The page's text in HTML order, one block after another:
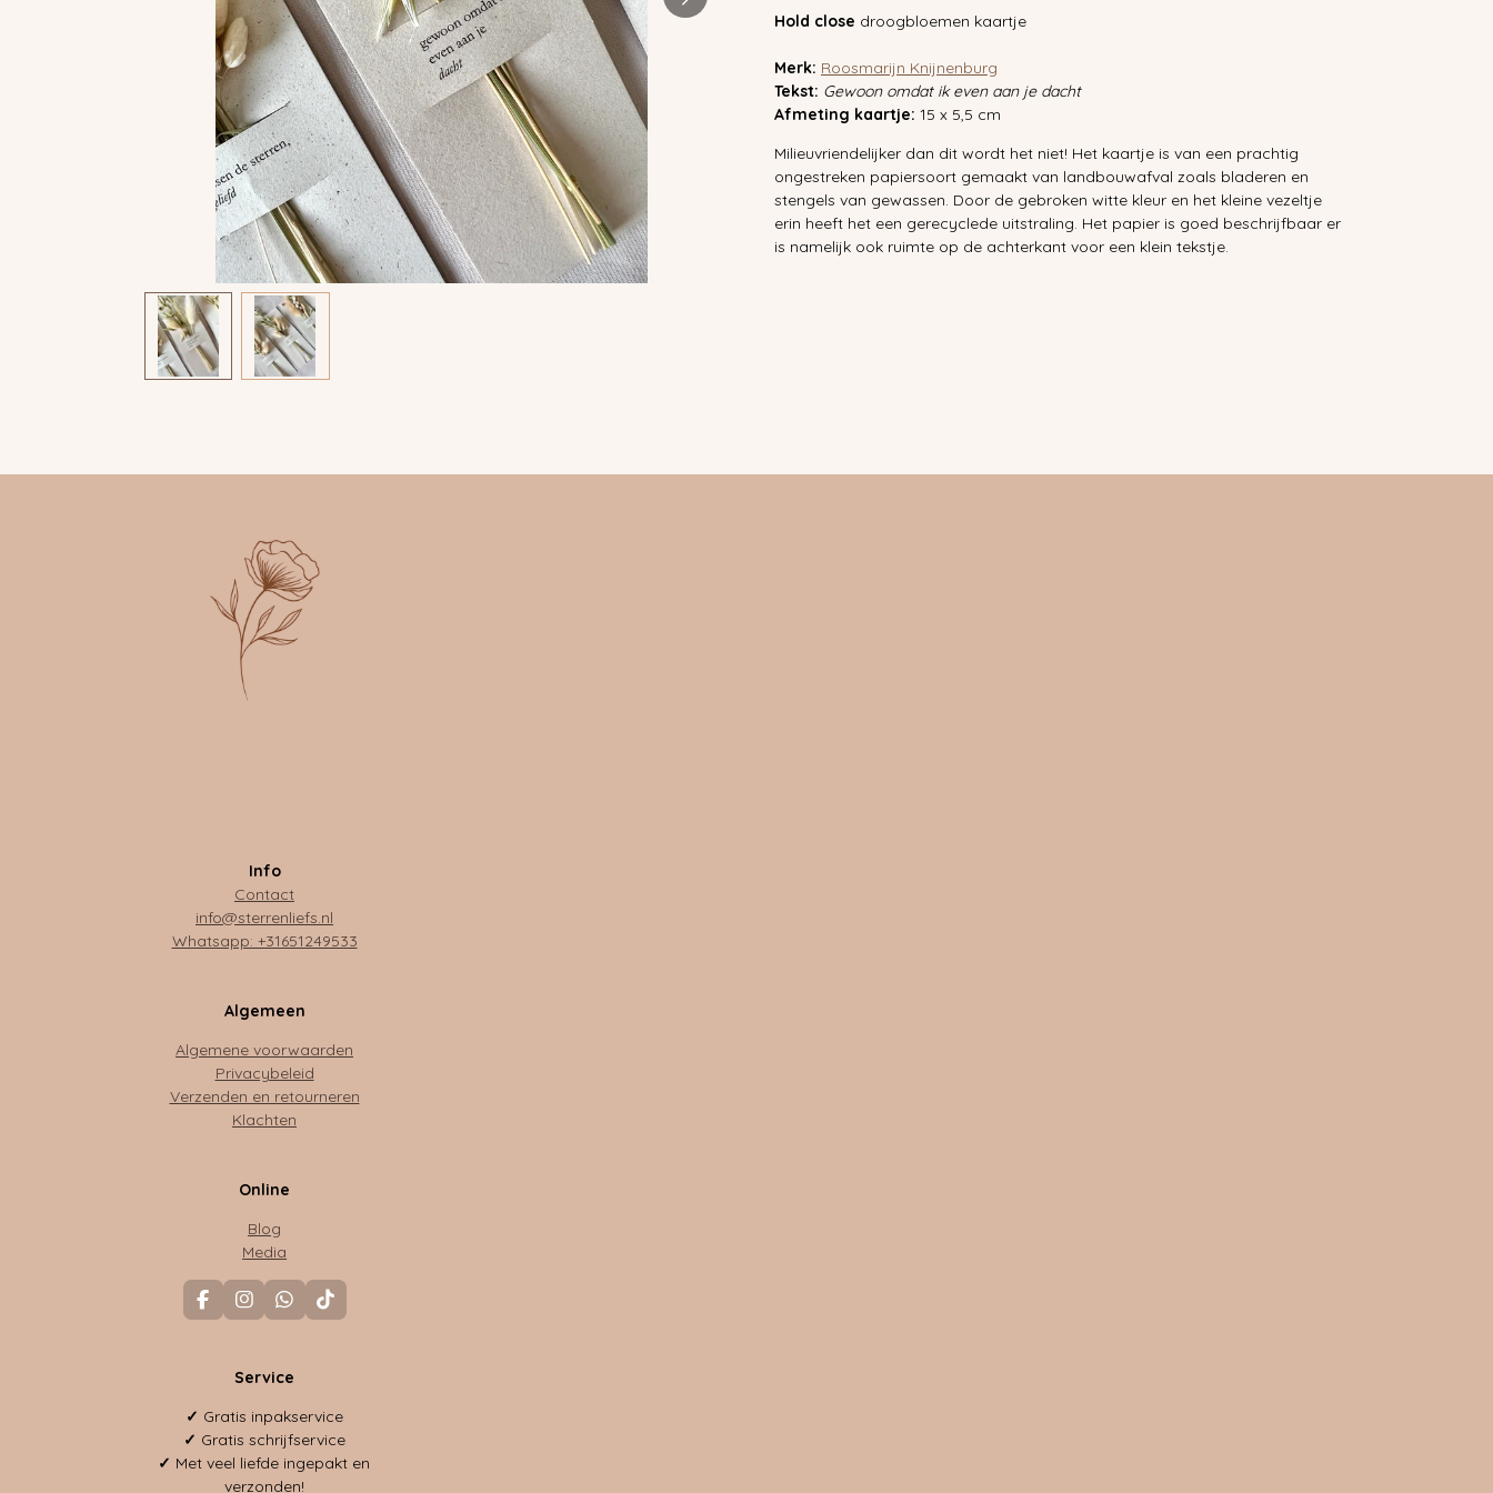
Hold close droogbloemen kaartje
Merk: Roosmarijn Knijnenburg
Tekst: Gewoon omdat ik even aan je dacht
Afmeting kaartje: 15 x 5,5 cm
Milieuvriendelijker dan dit wordt het niet! Het kaartje is van een prachtig
ongestreken papiersoort gemaakt van landbouwafval zoals bladeren en
stengels van gewassen. Door de gebroken witte kleur en het kleine vezeltje
erin heeft het een gerecyclede uitstraling. Het papier is goed beschrijfbaar er
is namelijk ook ruimte op de achterkant voor een klein tekstje.
Info
Contact
info@sterrenliefs.nl
Whatsapp: +31651249533
Algemeen
Algemene voorwaarden
Privacybeleid
Verzenden en retourneren
Klachten
Online
Blog
Media
F
a
o
k
I
n
a
r
m
W
h
s
p
p
T
i
Service
✓ Gratis inpakservice
✓ Gratis schrijfservice
✓ Met veel liefde ingepakt en
verzonden!